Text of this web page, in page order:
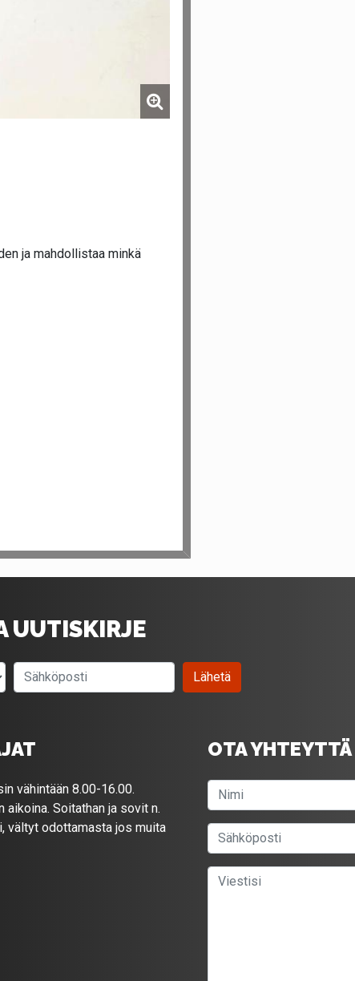
ja mahdollistaa minkä
UUTISKIRJE
Lähetä
vähintään 8.00-16.00.
aikoina. Soitathan ja sovit n.
vältyt odottamasta jos muita
OTA YHTEYTTÄ